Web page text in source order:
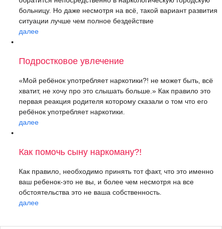
больницу. Но даже несмотря на всё, такой вариант развития
ситуации лучше чем полное бездействие
далее
Подростковое увлечение
«Мой ребёнок употребляет наркотики?! не может быть, всё
хватит, не хочу про это слышать больше.» Как правило это
первая реакция родителя которому сказали о том что его
ребёнок употребляет наркотики.
далее
Как помочь сыну наркоману?!
Как правило, необходимо принять тот факт, что это именно
ваш ребенок-это не вы, и более чем несмотря на все
обстоятельства это не ваша собственность.
далее